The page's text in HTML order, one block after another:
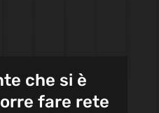
che si è
fare rete